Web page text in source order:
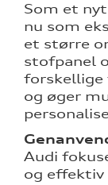
Som et
nu som
et større
stofpanel
forskellige
og øger
Audi
og effektiv